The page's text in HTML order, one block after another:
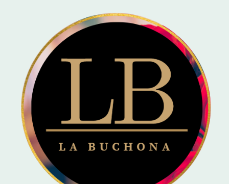
Ramo de 50 Rosas Naturales